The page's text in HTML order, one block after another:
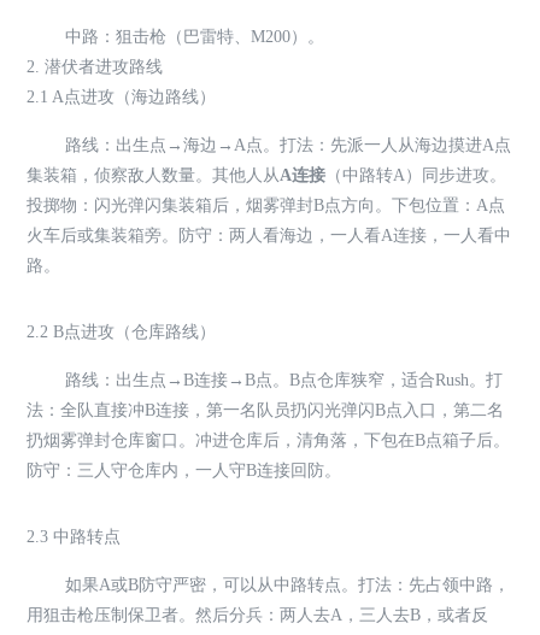
中路：狙击枪（巴雷特、M200）。
2. 潜伏者进攻路线
2.1 A点进攻（海边路线）
路线：出生点→海边→A点。打法：先派一人从海边摸进A点
集装箱，侦察敌人数量。其他人从A连接 （中路转A）同步进攻。
投掷物：闪光弹闪集装箱后，烟雾弹封B点方向。下包位置：A点
火车后或集装箱旁。防守：两人看海边，一人看A连接，一人看中
路。
2.2 B点进攻（仓库路线）
路线：出生点→B连接→B点。B点仓库狭窄，适合Rush。打
法：全队直接冲B连接，第一名队员扔闪光弹闪B点入口，第二名
扔烟雾弹封仓库窗口。冲进仓库后，清角落，下包在B点箱子后。
防守：三人守仓库内，一人守B连接回防。
2.3 中路转点
如果A或B防守严密，可以从中路转点。打法：先占领中路，
用狙击枪压制保卫者。然后分兵：两人去A，三人去B，或者反